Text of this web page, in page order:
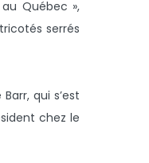
Québec »,
serrés
qui s’est
chez le